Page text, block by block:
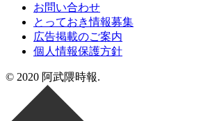
お問い合わせ
とっておき情報募集
広告掲載のご案内
個人情報保護方針
© 2020 阿武隈時報.